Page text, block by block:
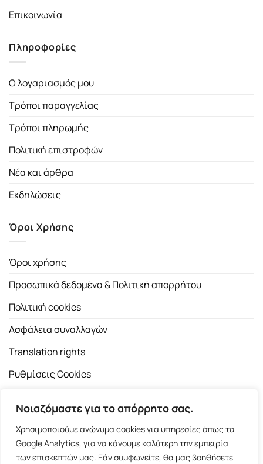
Νοιαζόμαστε για το απόρρητο σας.
Χρησιμοποιούμε ανώνυμα cookies για υπηρεσίες όπως τα
Google Analytics, για να κάνουμε καλύτερη την εμπειρία
των επισκεπτών μας. Εάν συμφωνείτε, θα μας βοηθήσετε
Επικοινωνία
Πληροφορίες
Ο λογαριασμός μου
Τρόποι παραγγελίας
Τρόποι πληρωμής
Πολιτική επιστροφών
Νέα και άρθρα
Εκδηλώσεις
Όροι Χρήσης
Όροι χρήσης
Προσωπικά δεδομένα & Πολιτική απορρήτου
Πολιτική cookies
Ασφάλεια συναλλαγών
Translation rights
Ρυθμίσεις Cookies